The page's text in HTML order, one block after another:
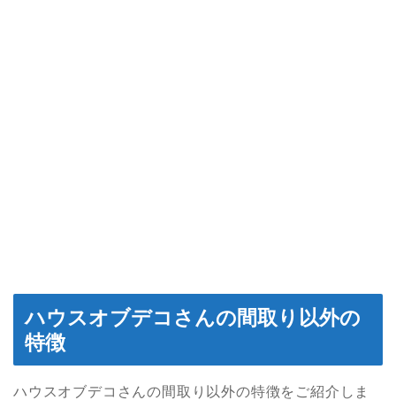
ハウスオブデコさんの間取り以外の
特徴
ハウスオブデコさんの間取り以外の特徴をご紹介しま